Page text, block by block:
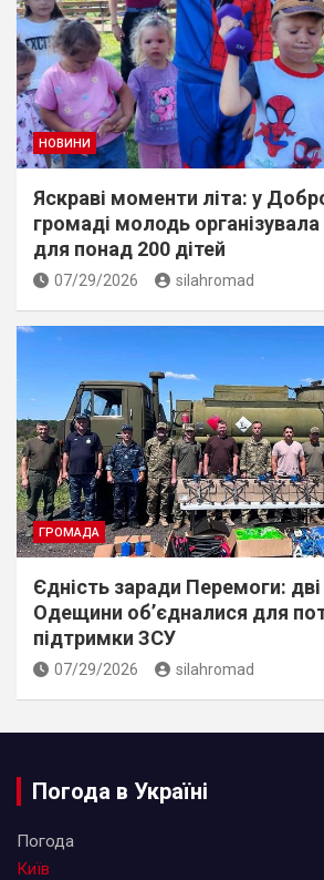
НОВИНИ
Яскраві моменти літа: у
громаді молодь
для понад 200 дітей
07/29/2026 silahromad
ГРОМАДА
Єдність заради Перемоги:
Одещини об’єдналися для
підтримки ЗСУ
07/29/2026 silahromad
Погода в Україні
Погода
Київ